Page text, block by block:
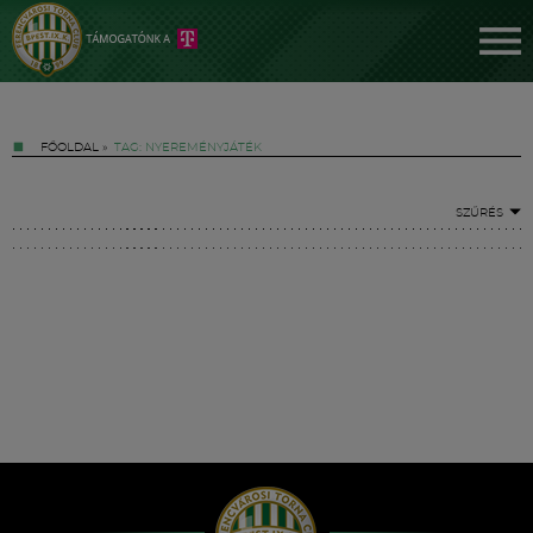
FŐOLDAL » TAG: NYEREMÉNYJÁTÉK
SZŰRÉS
Hírek